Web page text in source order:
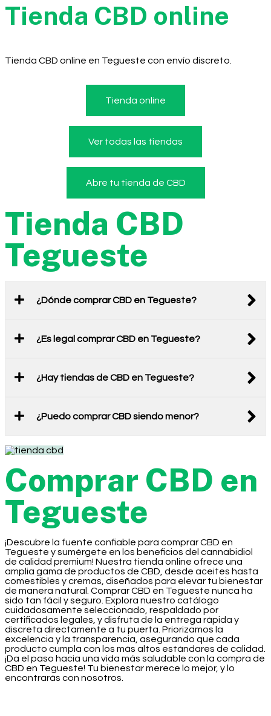
Tienda CBD online
Tienda CBD online en Tegueste con envío discreto.
Tienda online
Ver todas las tiendas
Abre tu tienda de CBD
Tienda CBD
Tegueste
¿Dónde comprar CBD en Tegueste?
¿Es legal comprar CBD en Tegueste?
¿Hay tiendas de CBD en Tegueste?
¿Puedo comprar CBD siendo menor?
Comprar CBD en
Tegueste
¡Descubre la fuente confiable para comprar CBD en
Tegueste y sumérgete en los beneficios del cannabidiol
de calidad premium! Nuestra tienda online ofrece una
amplia gama de productos de CBD, desde aceites hasta
comestibles y cremas, diseñados para elevar tu bienestar
de manera natural. Comprar CBD en Tegueste nunca ha
sido tan fácil y seguro. Explora nuestro catálogo
cuidadosamente seleccionado, respaldado por
certificados legales, y disfruta de la entrega rápida y
discreta directamente a tu puerta. Priorizamos la
excelencia y la transparencia, asegurando que cada
producto cumpla con los más altos estándares de calidad.
¡Da el paso hacia una vida más saludable con la compra de
CBD en Tegueste! Tu bienestar merece lo mejor, y lo
encontrarás con nosotros.